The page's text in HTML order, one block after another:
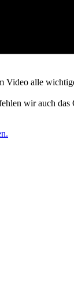
Video alle
wir auch